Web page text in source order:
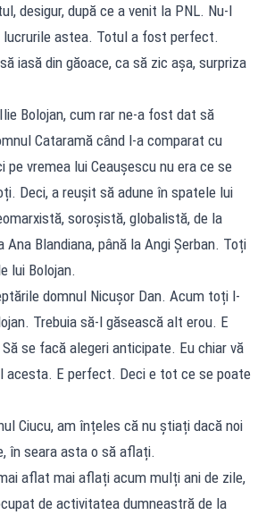
desigur, după ce a venit la PNL. Nu-l
lucrurile astea. Totul a fost perfect.
iasă din găoace, ca să zic așa, surpriza
Bolojan, cum rar ne-a fost dat să
Cataramă când l-a comparat cu
pe vremea lui Ceaușescu nu era ce se
Deci, a reușit să adune în spatele lui
soroșistă, globalistă, de la
Ana Blandiana, până la Angi Șerban. Toți
lui Bolojan.
domnul Nicușor Dan. Acum toți l-
Trebuia să-l găsească alt erou. E
se facă alegeri anticipate. Eu chiar vă
acesta. E perfect. Deci e tot ce se poate
Ciucu, am înțeles că nu știați dacă noi
în seara asta o să aflați.
aflat mai aflați acum mulți ani de zile,
de activitatea dumneastră de la